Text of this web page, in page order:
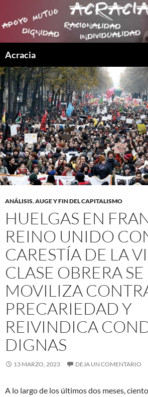
Acracia
AL
CONTENIDO
ANÁLISIS,AUGE Y FIN DEL CAPITALISMO
HUELGAS EN
REINO UNIDO
CARESTÍA DE LA
CLASE OBRERA SE
MOVILIZA
PRECARIEDAD Y
REIVINDICA
DIGNAS
13 MARZO, 2023 DEJA UN COMENTARIO
A lo largo de los últimos dos meses,